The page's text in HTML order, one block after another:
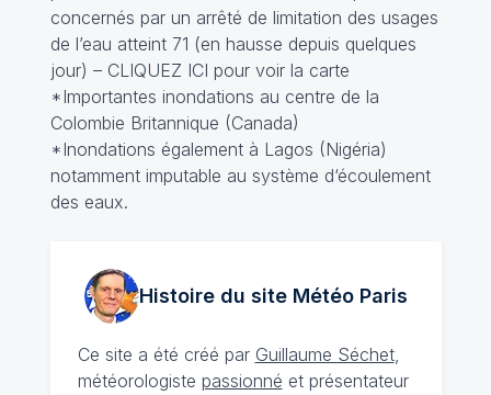
concernés par un arrêté de limitation des usages
de l’eau atteint 71 (en hausse depuis quelques
jour) – CLIQUEZ ICI pour voir la carte
*Importantes inondations au centre de la
Colombie Britannique (Canada)
*Inondations également à Lagos (Nigéria)
notamment imputable au système d‘écoulement
des eaux.
Histoire du site MétéoParis
Ce site a été créé par Guillaume Séchet,
météorologiste passionné et présentateur